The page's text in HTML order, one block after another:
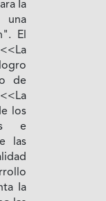
Ia
El
de
los
e
las
Ia